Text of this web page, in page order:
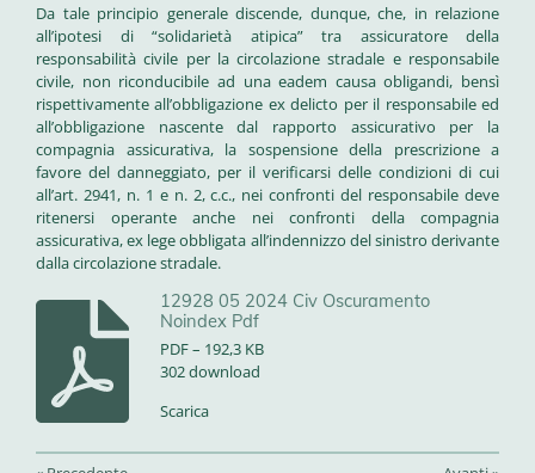
Da tale principio generale discende, dunque, che, in relazione
all’ipotesi di “solidarietà atipica” tra assicuratore della
responsabilità civile per la circolazione stradale e responsabile
civile, non riconducibile ad una eadem causa obligandi, bensì
rispettivamente all’obbligazione ex delicto per il responsabile ed
all’obbligazione nascente dal rapporto assicurativo per la
compagnia assicurativa, la sospensione della prescrizione a
favore del danneggiato, per il verificarsi delle condizioni di cui
all’art. 2941, n. 1 e n. 2, c.c., nei confronti del responsabile deve
ritenersi operante anche nei confronti della compagnia
assicurativa, ex lege obbligata all’indennizzo del sinistro derivante
dalla circolazione stradale.
12928 05 2024 Civ Oscuramento
Noindex Pdf
PDF – 192,3 KB
302 download
Scarica